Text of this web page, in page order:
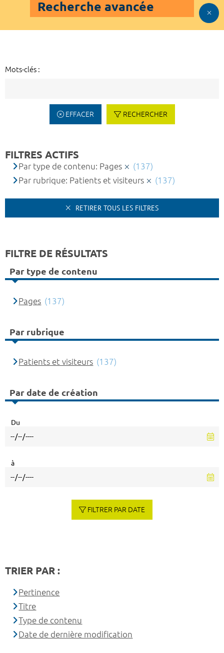
Recherche avancée
Mots-clés :
EFFACER RECHERCHER
FILTRES ACTIFS
Par type de contenu: Pages
(137)
Par rubrique: Patients et visiteurs
(137)
RETIRER TOUS LES FILTRES
FILTRE DE RÉSULTATS
Par type de contenu
Pages (137)
Par rubrique
Patients et visiteurs (137)
Par date de création
Du
à
FILTRER PAR DATE
TRIER PAR :
Pertinence
Titre
Type de contenu
Date de dernière modification